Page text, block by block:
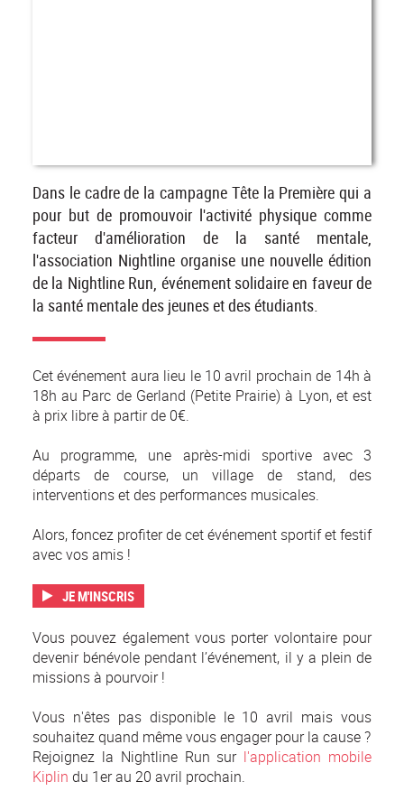
Dans le cadre de la campagne Tête la Première qui a
pour but de promouvoir l'activité physique comme
facteur d'amélioration de la santé mentale,
l'association Nightline organise une nouvelle édition
de la Nightline Run, événement solidaire en faveur de
la santé mentale des jeunes et des étudiants.
Cet événement aura lieu le 10 avril prochain de 14h à
18h au Parc de Gerland (Petite Prairie) à Lyon, et est
à prix libre à partir de 0€.
Au programme, une après-midi sportive avec 3
départs de course, un village de stand, des
interventions et des performances musicales.
Alors, foncez profiter de cet événement sportif et festif
avec vos amis !
JE M'INSCRIS
Vous pouvez également vous porter volontaire pour
devenir bénévole pendant l’événement, il y a plein de
missions à pourvoir !
Vous n'êtes pas disponible le 10 avril mais vous
souhaitez quand même vous engager pour la cause ?
Rejoignez la Nightline Run sur l'application mobile
Kiplin du 1er au 20 avril prochain.